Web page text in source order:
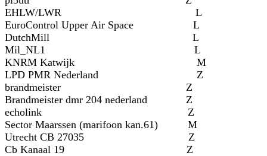
EHLW/LWR L
EuroControl Upper Air Space L
DutchMill L
Mil_NL1 L
KNRM Katwijk M
LPD PMR Nederland Z
brandmeister Z
Brandmeister dmr 204 nederland Z
echolink Z
Sector Maarssen (marifoon kan.61) M
Utrecht CB 27035 Z
Cb Kanaal 19 Z